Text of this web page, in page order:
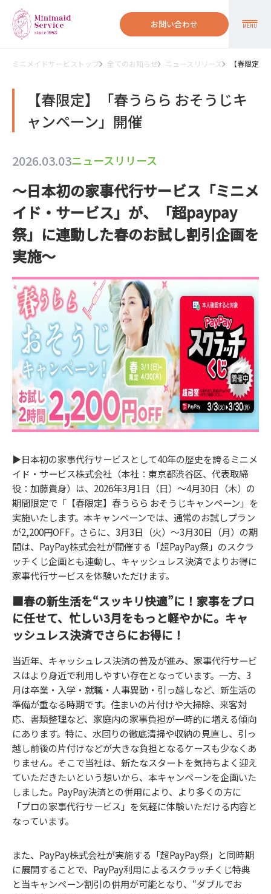
お問い合わせ MENU
ミニメイドサービストップ 全てのお知らせ ニュースリリース 【春限定
【春限定】「春うらら おそうじキ
ャンペーン」開催
2026.03.03ニュースリリース
～日本初の家事代行サービス「ミニメ
イド・サービス」が、「超paypay
祭」に連動した春のお試し割引企画を
実施～
▶︎日本初の家事代行サービスとして40年の歴史を誇るミニメ
イド・サービス株式会社（本社：東京都渋谷区、代表取締
役：加藤貴身）は、2026年3月1日（日）〜4月30日（木）の
期間限定で「【春限定】春うらら おそうじキャンペーン」を
実施いたします。本キャンペーンでは、通常のお試しプラン
が2,200円OFF。さらに、3月3日（火）～3月30日（月）の期
間は、PayPay株式会社が開催する「超PayPay祭」のスクラ
ッチくじ企画とも連動し、キャッシュレス決済でよりお得に
家事代行サービスを体験いただけます。
■春の新生活を“スッキリ快適”に！家事をプロ
に任せて、忙しい3月をもっと軽やかに。キャ
ッシュレス決済でさらにお得に！
当近年、キャッシュレス決済の普及が進み、家事代行サービ
スはより身近で利用しやすい存在となっています。一方、3
月は卒業・入学・就職・人事異動・引っ越しなど、新生活の
準備が重なる時期です。住まいの片付けや大掃除、来客対
応、書類整理など、家庭内の家事負担が一時的に増える傾向
にあります。特に、水回りの徹底清掃や収納の見直し、引っ
越し前後の片付けなどが大きな負担となるケースも少なくあ
りません。そこで当社は、新たなスタートを気持ちよく迎え
ていただきたいという想いから、本キャンペーンを企画いた
しました。PayPay決済との併用により、より多くの方に
「プロの家事代行サービス」を気軽に体験いただける内容と
なっています。
また、PayPay株式会社が実施する「超PayPay祭」と同時期
に展開することで、PayPay利用によるスクラッチくじ特典
と当キャンペーン割引の併用が可能となり、“ダブルでお